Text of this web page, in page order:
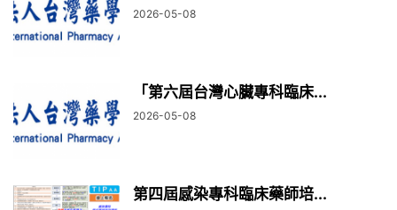
2026-05-08
「第六屆台灣心臟專科臨床...
2026-05-08
第四屆感染專科臨床藥師培...